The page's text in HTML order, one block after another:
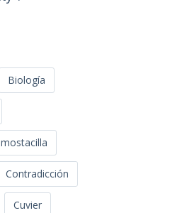
Biología
Contradicción
Cuvier